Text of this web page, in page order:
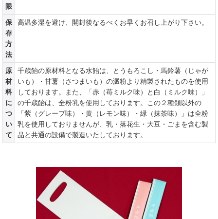
限
保
存
方
法
高温多湿を避け、開封後なるべくお早くお召し上がり下さい。
原
材
料
に
つ
い
て
千歳飴の原材料となる水飴は、とうもろこし・馬鈴薯（じゃが
いも）・甘薯（さつまいも）の澱粉より精製されたものを使用
しております。また、「赤（苺ミルク味）と白（ミルク味）」
の千歳飴は、全粉乳を使用しております。この２種類以外の
「紫（グレープ味）・黄（レモン味）・緑（抹茶味）」は全粉
乳を使用しておりませんが、乳・落花生・大豆・ごまを含む製
品と共通の設備で製造いたしております。